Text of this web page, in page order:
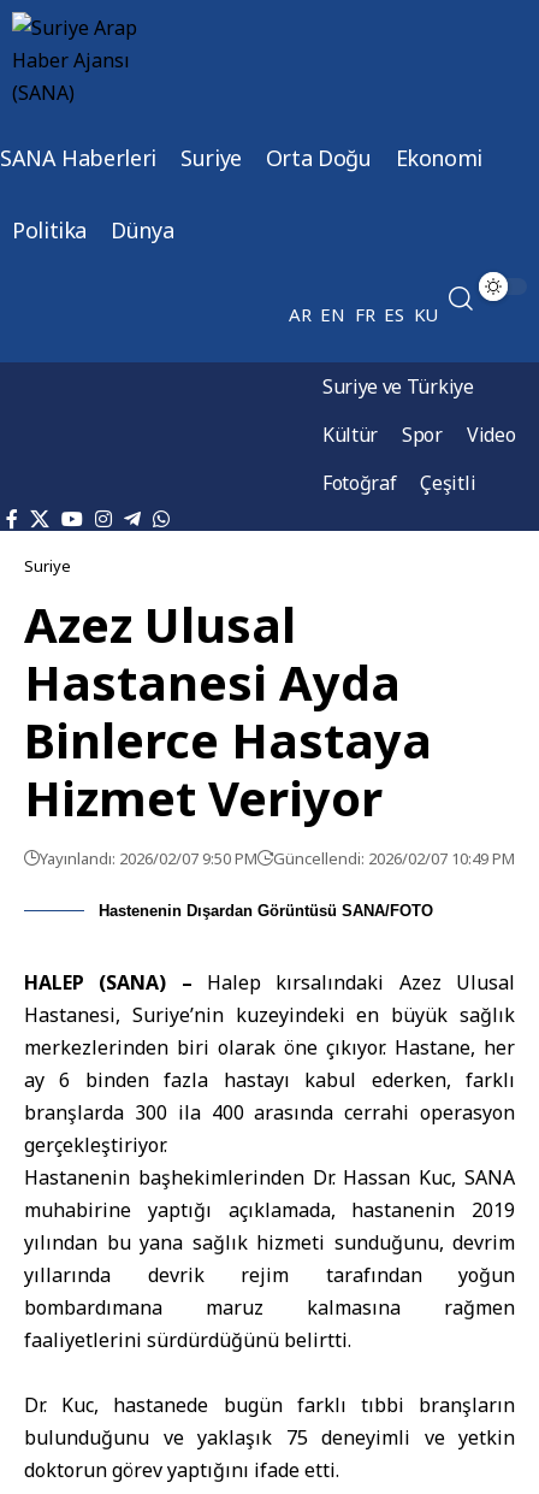
SANA Haberleri Suriye Orta Doğu Ekonomi
Politika Dünya
AR EN FR ES KU
Suriye ve Türkiye
Kültür
Spor
Video
Fotoğraf
Çeşitli
Suriye
Azez Ulusal
Hastanesi Ayda
Binlerce Hastaya
Hizmet Veriyor
Yayınlandı: 2026/02/07 9:50 PM Güncellendi: 2026/02/07 10:49 PM
Hastenenin Dışardan Görüntüsü SANA/FOTO
HALEP (SANA) – Halep kırsalındaki Azez Ulusal
Hastanesi, Suriye’nin kuzeyindeki en büyük sağlık
merkezlerinden biri olarak öne çıkıyor. Hastane, her
ay 6 binden fazla hastayı kabul ederken, farklı
branşlarda 300 ila 400 arasında cerrahi operasyon
gerçekleştiriyor.
Hastanenin başhekimlerinden Dr. Hassan Kuc, SANA
muhabirine yaptığı açıklamada, hastanenin 2019
yılından bu yana sağlık hizmeti sunduğunu, devrim
yıllarında devrik rejim tarafından yoğun
bombardımana maruz kalmasına rağmen
faaliyetlerini sürdürdüğünü belirtti.
Dr. Kuc, hastanede bugün farklı tıbbi branşların
bulunduğunu ve yaklaşık 75 deneyimli ve yetkin
doktorun görev yaptığını ifade etti.